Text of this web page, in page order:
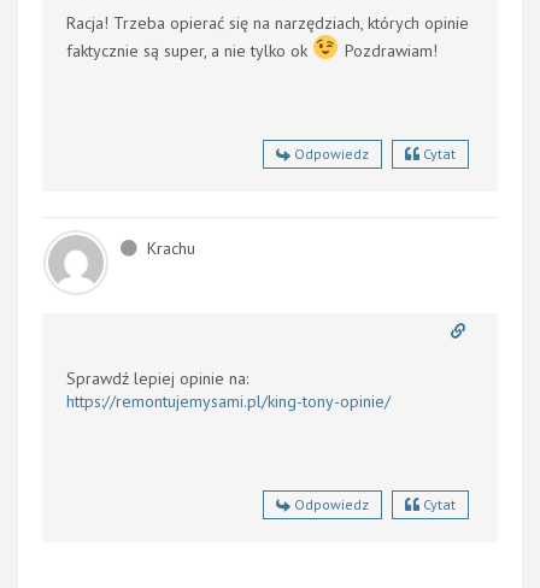
Racja! Trzeba opierać się na narzędziach, których opinie
faktycznie są super, a nie tylko ok
Pozdrawiam!
Odpowiedz Cytat
Krachu
Sprawdź lepiej opinie na:
https://remontujemysami.pl/king-tony-opinie/
Odpowiedz Cytat